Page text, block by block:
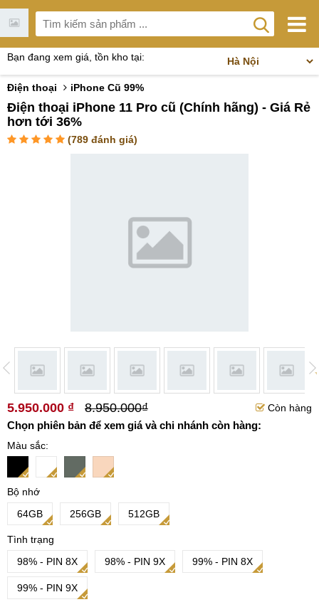
Bạn đang xem giá, tồn kho tại:
Điện thoại iPhone Cũ 99%
Điện thoại iPhone 11 Pro cũ (Chính hãng) - Giá Rẻ
hơn tới 36%
(789 đánh giá)
5.950.000 ₫ 8.950.000₫ Còn hàng
Chọn phiên bản để xem giá và chi nhánh còn hàng:
Màu sắc
Bộ nhớ
64GB
256GB 512GB
Tình trạng
98% - PIN 8X
98% - PIN 9X 99% - PIN 8X
99% - PIN 9X